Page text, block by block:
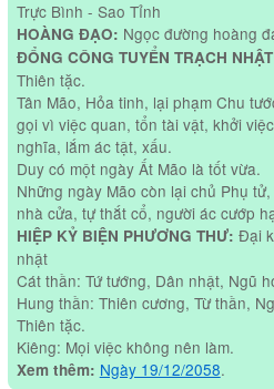
Trực Bình - Sao Tỉnh
HOÀNG ĐẠO: Ngọc đường hoàng
ĐỔNG CÔNG TUYỂN TRẠCH
Thiên tặc.
Tân Mão, Hỏa tinh, lại phạm Chu
gọi vì việc quan, tổn tài vật, khởi
nghĩa, lắm ác tật, xấu.
Duy có một ngày Ất Mão là tốt vừa.
Những ngày Mão còn lại chủ Phụ
nhà cửa, tự thắt cổ, người ác cướp
HIỆP KỶ BIỆN PHƯƠNG THƯ: Đại
nhật
Cát thần: Tứ tướng, Dân nhật, Ngũ
Hung thần: Thiên cương, Từ thần,
Thiên tặc.
Kiêng: Mọi việc không nên làm.
Xem thêm: Ngày 19/12/2058.